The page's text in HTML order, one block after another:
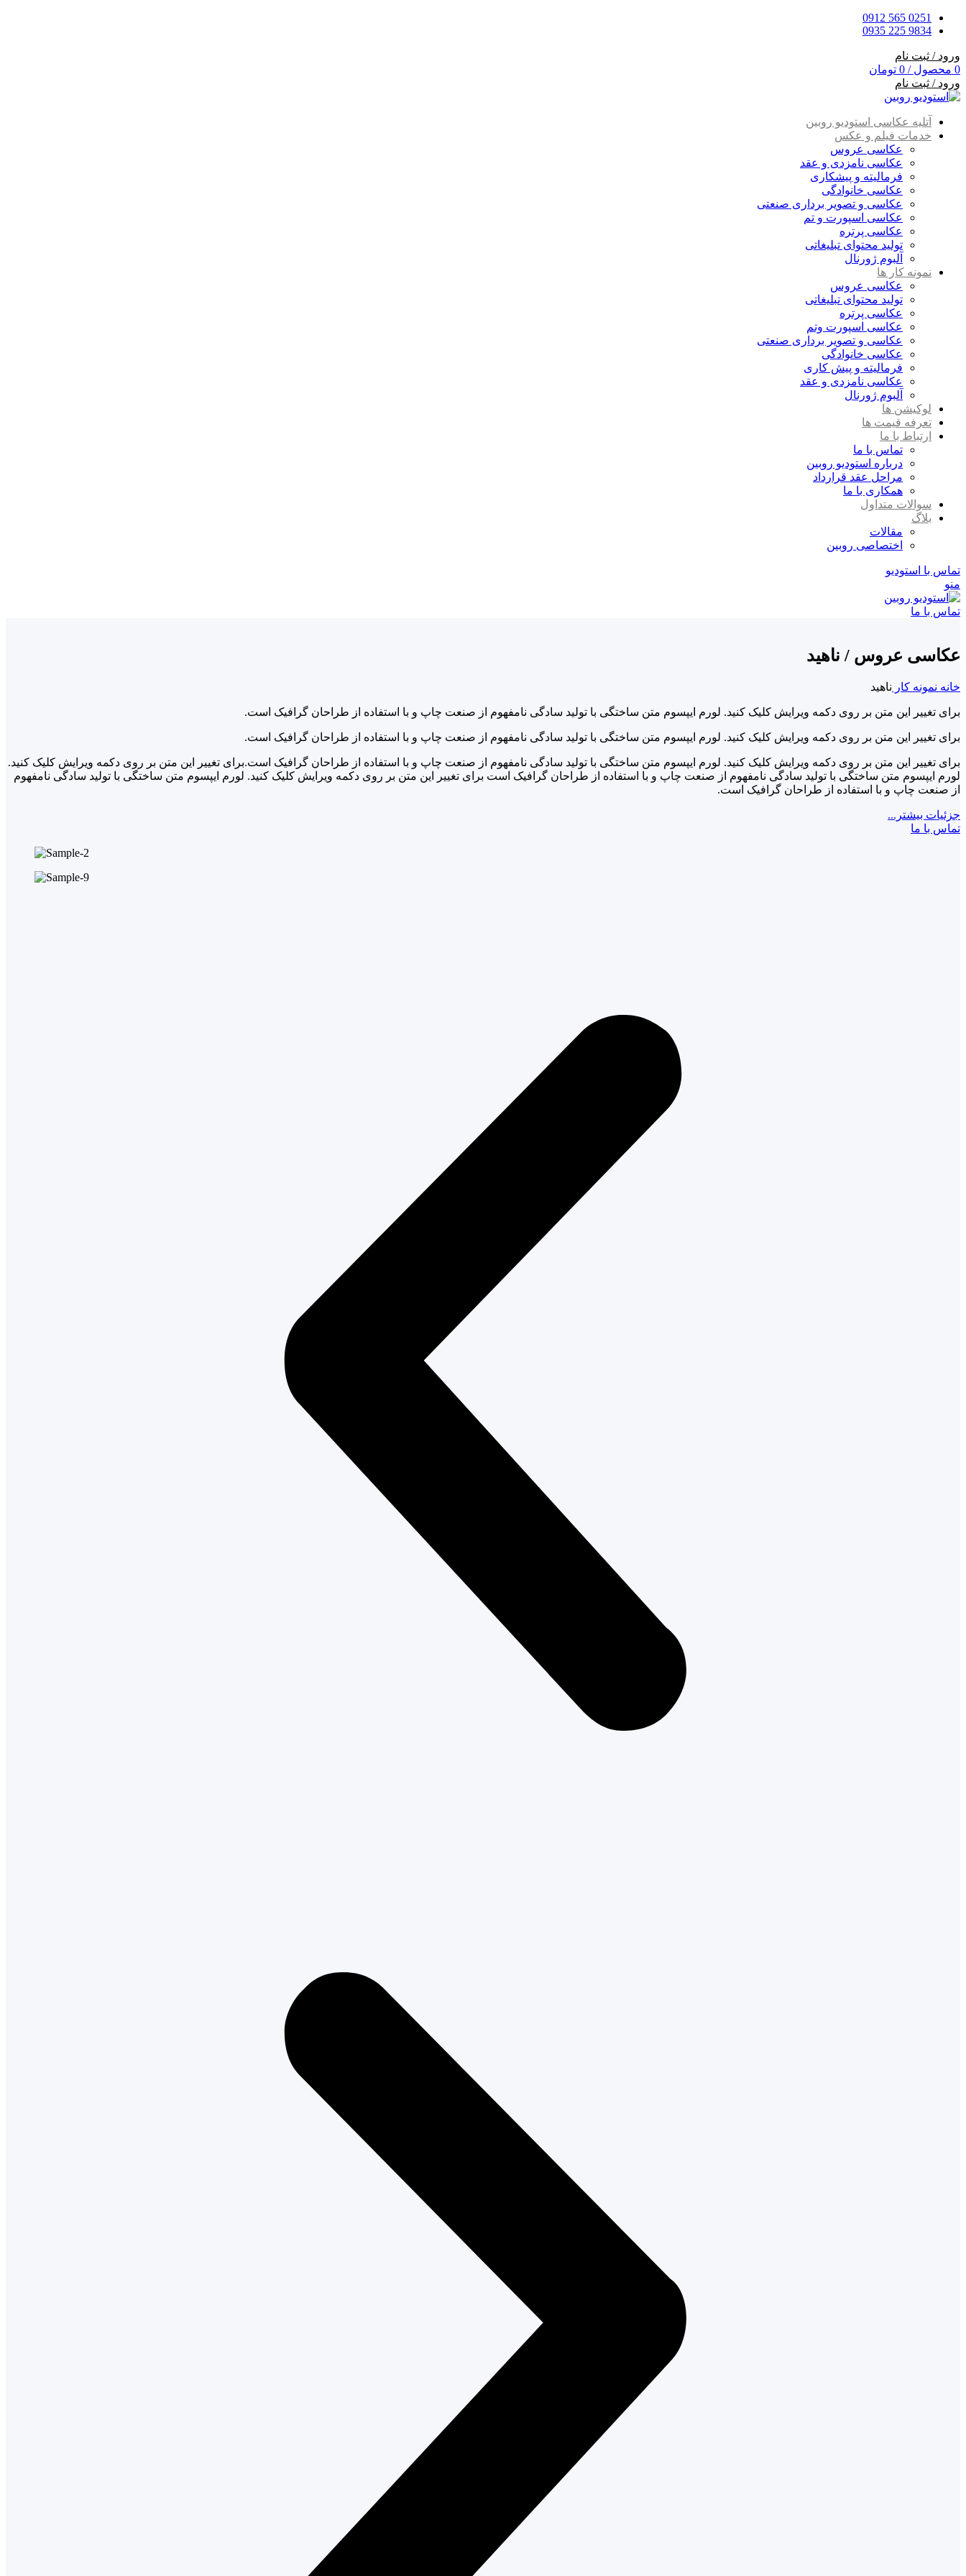
0251 565 0912
9834 225 0935
ورود / ثبت نام
0 محصول /
0 تومان
ورود / ثبت نام
آتلیه عکاسی استودیو روبین
خدمات فیلم و عکس
عکاسی عروس
عکاسی نامزدی و عقد
فرمالیته و پیشکاری
عکاسی خانوادگی
عکاسی و تصویر برداری صنعتی
عکاسی اسپورت و تم
عکاسی پرتره
تولید محتوای تبلیغاتی
آلبوم ژورنال
نمونه کار ها
عکاسی عروس
تولید محتوای تبلیغاتی
عکاسی پرتره
عکاسی اسپورت وتم
عکاسی و تصویر برداری صنعتی
عکاسی خانوادگی
فرمالیته و پیش کاری
عکاسی نامزدی و عقد
آلبوم ژورنال
لوکیشن ها
تعرفه قیمت ها
ارتباط با ما
تماس با ما
درباره استودیو روبین
مراحل عقد قرارداد
همکاری با ما
سوالات متداول
بلاگ
مقالات
اختصاصی روبین
تماس با استودیو
منو
تماس با ما
عکاسی عروس / ناهید
خانه نمونه کار ناهید
برای تغییر این متن بر روی دکمه ویرایش کلیک کنید. لورم ایپسوم متن ساختگی با تولید سادگی نامفهوم از صنعت چاپ و با استفاده از طراحان گرافیک است.
برای تغییر این متن بر روی دکمه ویرایش کلیک کنید. لورم ایپسوم متن ساختگی با تولید سادگی نامفهوم از صنعت چاپ و با استفاده از طراحان گرافیک است.
برای تغییر این متن بر روی دکمه ویرایش کلیک کنید. لورم ایپسوم متن ساختگی با تولید سادگی نامفهوم از صنعت چاپ و با استفاده از طراحان گرافیک است.برای تغییر این متن بر روی دکمه ویرایش کلیک کنید.
لورم ایپسوم متن ساختگی با تولید سادگی نامفهوم از صنعت چاپ و با استفاده از طراحان گرافیک است برای تغییر این متن بر روی دکمه ویرایش کلیک کنید. لورم ایپسوم متن ساختگی با تولید سادگی نامفهوم
از صنعت چاپ و با استفاده از طراحان گرافیک است.
جزئیات بیشتر...
تماس با ما